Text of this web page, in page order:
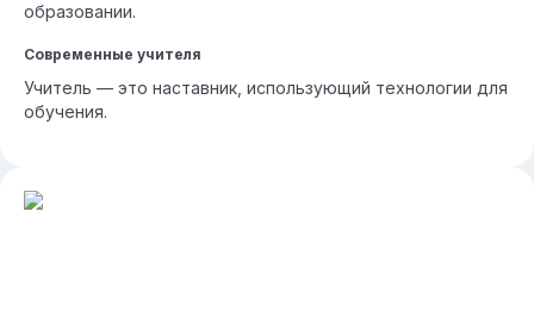
образовании.
Современные учителя
Учитель — это наставник, использующий технологии для
обучения.